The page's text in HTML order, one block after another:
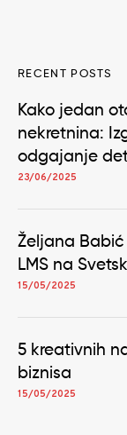
RECENT POSTS
Kako jedan
nekretnina:
odgajanje
23/06/2025
Željana
LMS na
15/05/2025
5 kreativnih
biznisa
15/05/2025